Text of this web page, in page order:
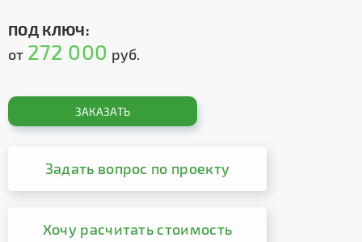
ПОД КЛЮЧ:
от 272 000 руб.
ЗАКАЗАТЬ
Задать вопрос по проекту
Хочу расчитать стоимость